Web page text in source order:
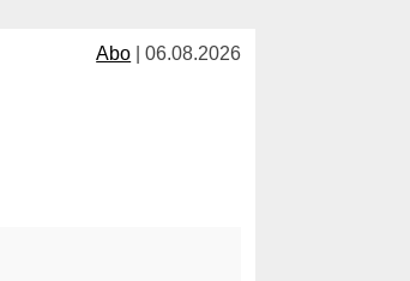
Abo | 06.08.2026